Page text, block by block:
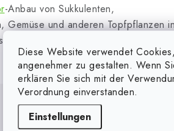
Diese Website verwendet
angenehmer zu gestalten. Wenn
erklären Sie sich mit der
Verordnung einverstanden.
Einstellungen
-Anbau von Sukkulenten,
Gemüse und anderen Topfpflanzen
- eine hervorragende Wahl für